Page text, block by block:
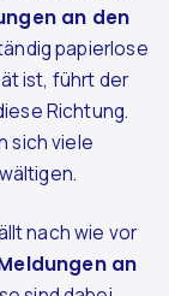
an den
papierlose
ist, führt der
Richtung.
sich viele
nach wie vor
an